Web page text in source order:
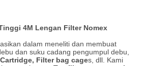
4M Lengan Filter Nomex
dalam meneliti dan membuat
dan suku cadang pengumpul debu,
Filter bag cages, dll. Kami